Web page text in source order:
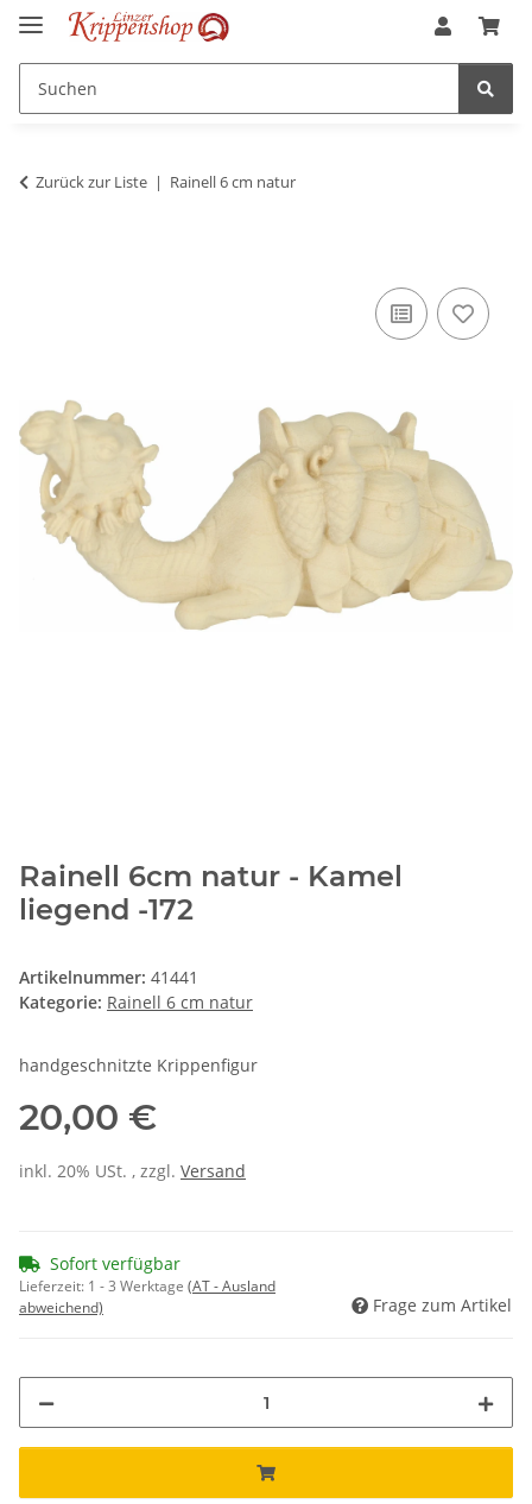
Zurück zur Liste Rainell 6 cm natur
Rainell 6cm natur - Kamel
liegend -172
Artikelnummer: 41441
Kategorie: Rainell 6 cm natur
handgeschnitzte Krippenfigur
20,00 €
inkl. 20% USt. , zzgl. Versand
Sofort verfügbar
Lieferzeit: 1 - 3 Werktage (AT - Ausland
abweichend)
Frage zum Artikel